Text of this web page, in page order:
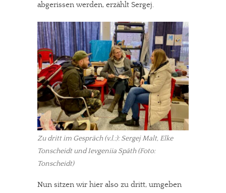
abgerissen werden, erzählt Sergej.
Zu dritt im Gespräch (v.l.:): Sergej Malt, Elke
Tonscheidt und Ievgeniia Späth (Foto:
Tonscheidt)
Nun sitzen wir hier also zu dritt, umgeben